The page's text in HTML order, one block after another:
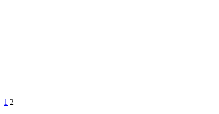
文
Previous
Page
1 Page
2